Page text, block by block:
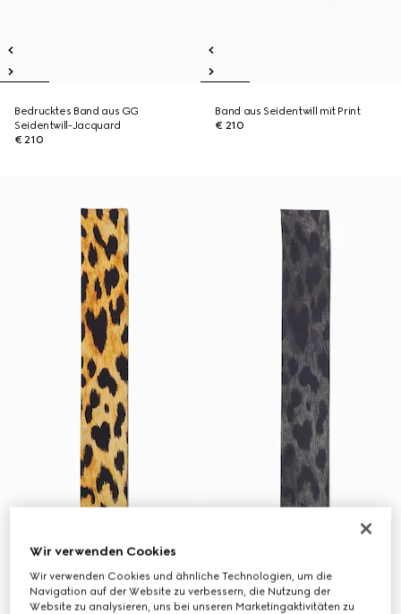
Bedrucktes Band aus GG
Seidentwill-Jacquard
€ 210
Band aus Seidentwill mit Print
€ 210
Wir verwenden Cookies
Wir verwenden Cookies und ähnliche Technologien, um die
Navigation auf der Website zu verbessern, die Nutzung der
Website zu analysieren, uns bei unseren Marketingaktivitäten zu